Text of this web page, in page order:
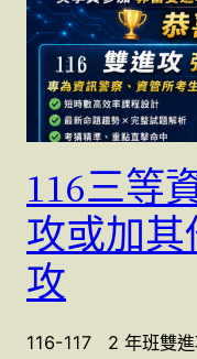
116三等
攻或加
攻
116-117 2 年班雙